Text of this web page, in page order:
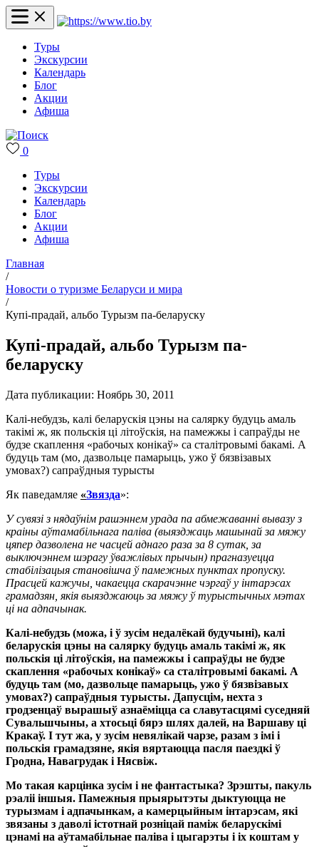
Туры
Экскурсии
Календарь
Блог
Акции
Афиша
0
Туры
Экскурсии
Календарь
Блог
Акции
Афиша
Главная
/
Новости о туризме Беларуси и мира
/
Купі-прадай, альбо Турызм па-беларуску
Купі-прадай, альбо Турызм па-
беларуску
Дата публикации: Ноябрь 30, 2011
Калі-небудзь, калі беларускія цэны на салярку будуць амаль
такімі ж, як польскія ці літоўскія, на памежжы і сапраўды не
будзе скаплення «рабочых конікаў» са сталітровымі бакамі. А
будуць там (мо, дазвольце памарыць, ужо ў бязвізавых
умовах?) сапраўдныя турысты
Як паведамляе «Звязда»:
У сувязі з нядаўнім рашэннем урада па абмежаванні вывазу з
краіны аўтамабільнага паліва (выязджаць машынай за мяжу
цяпер дазволена не часцей аднаго раза за 8 сутак, за
выключэннем шэрагу ўважлівых прычын) прагназуецца
стабілізацыя становішча ў памежных пунктах пропуску.
Прасцей кажучы, чакаецца скарачэнне чэргаў у інтарэсах
грамадзян, якія выязджаюць за мяжу ў турыстычных мэтах
ці на адпачынак.
Калі-небудзь (можа, і ў зусім недалёкай будучыні), калі
беларускія цэны на салярку будуць амаль такімі ж, як
польскія ці літоўскія, на памежжы і сапраўды не будзе
скаплення «рабочых конікаў» са сталітровымі бакамі. А
будуць там (мо, дазвольце памарыць, ужо ў бязвізавых
умовах?) сапраўдныя турысты. Дапусцім, нехта з
гродзенцаў вырашыў азнаёміцца са славутасцямі суседняй
Сувальшчыны, а хтосьці бярэ шлях далей, на Варшаву ці
Кракаў. І тут жа, у зусім невялікай чарзе, разам з імі і
польскія грамадзяне, якія вяртаюцца пасля паездкі ў
Гродна, Навагрудак і Нясвіж.
Мо такая карцінка зусім і не фантастыка? Зрэшты, пакуль
рэаліі іншыя. Памежныя прыярытэты дыктуюцца не
турызмам і адпачынкам, а камерцыйным інтарэсам, які
звязаны з даволі істотнай розніцай паміж беларускімі
цэнамі на аўтамабільнае паліва і цыгарэты і іх коштам у